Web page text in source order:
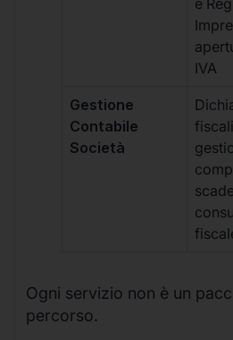
e
IVA
Gestione
Contabile
Società
Ogni servizio non è un
percorso.